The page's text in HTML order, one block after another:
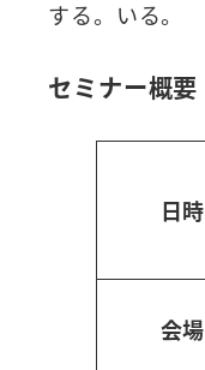
する。いる。
セミナー概要
日時
会場